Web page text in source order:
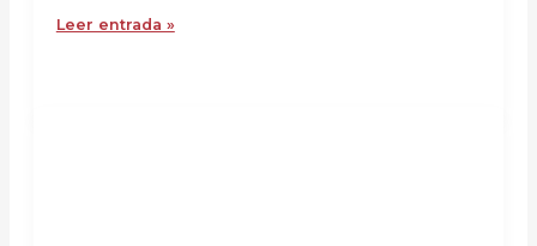
Leer entrada »